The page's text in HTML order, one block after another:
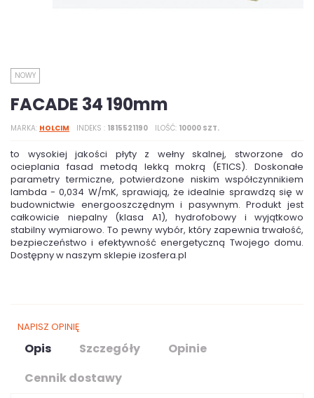
NOWY
FACADE 34 190mm
MARKA HOLCIM INDEKS 1815521190 ILOŚĆ 10000 SZT.
to wysokiej jakości płyty z wełny skalnej, stworzone do
ocieplania fasad metodą lekką mokrą (ETICS). Doskonałe
parametry termiczne, potwierdzone niskim współczynnikiem
lambda - 0,034 W/mK, sprawiają, że idealnie sprawdzą się w
budownictwie energooszczędnym i pasywnym. Produkt jest
całkowicie niepalny (klasa A1), hydrofobowy i wyjątkowo
stabilny wymiarowo. To pewny wybór, który zapewnia trwałość,
bezpieczeństwo i efektywność energetyczną Twojego domu.
Dostępny w naszym sklepie izosfera.pl
NAPISZ OPINIĘ
Opis Szczegóły
Opinie
Cennik dostawy